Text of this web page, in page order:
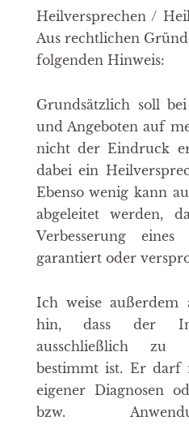
Heilversprechen /
Aus rechtlichen
folgenden Hinweis:
Grundsätzlich soll
und Angeboten auf
nicht der Eindruck
dabei ein
Ebenso wenig kann
abgeleitet werden,
Verbesserung eines
garantiert oder
Ich weise außerdem
hin, dass der
ausschließlich zu
bestimmt ist. Er darf
eigener Diagnosen
bzw.